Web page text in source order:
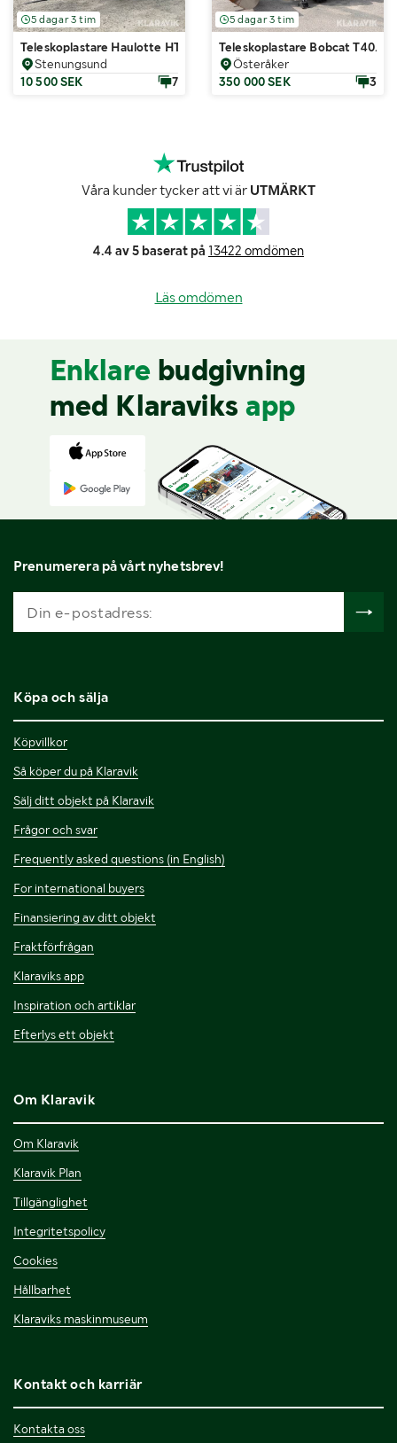
5 dagar 3 tim
Teleskoplastare Haulotte HTL 4017
Stenungsund
10 500 SEK
7
5 dagar 3 tim
Teleskoplastare Bobcat
Österåker
350 000 SEK
3
Våra kunder tycker att vi är UTMÄRKT
4.4 av 5 baserat på 13422 omdömen
Läs omdömen
Enklare budgivning
med Klaraviks app
Prenumerera på vårt nyhetsbrev!
Köpa och sälja
Köpvillkor
Så köper du på Klaravik
Sälj ditt objekt på Klaravik
Frågor och svar
Frequently asked questions (in English)
For international buyers
Finansiering av ditt objekt
Fraktförfrågan
Klaraviks app
Inspiration och artiklar
Efterlys ett objekt
Om Klaravik
Om Klaravik
Klaravik Plan
Tillgänglighet
Integritetspolicy
Cookies
Hållbarhet
Klaraviks maskinmuseum
Kontakt och karriär
Kontakta oss